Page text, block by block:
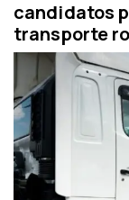
candidatos
transporte